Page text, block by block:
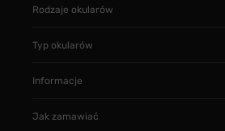
Rodzaje okularów
Typ okularów
Informacje
Jak zamawiać